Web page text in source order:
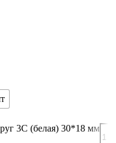
3С (белая) 30*18 мм